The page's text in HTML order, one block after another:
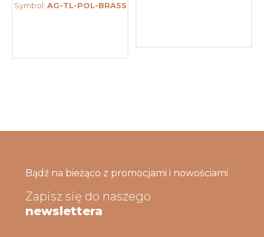
Symbol: AG-TL-POL-BRASS
Bądź na bieżąco z promocjami i nowościami
Zapisz się do naszego
newslettera